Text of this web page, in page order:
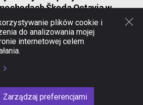
plików cookie i
do analizowania mojej
internetowej celem
Zarządzaj preferencjami
Škoda Octavia w
Zgłaszanie wykroczeń